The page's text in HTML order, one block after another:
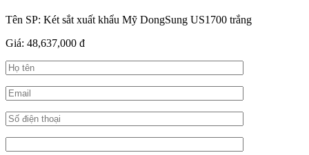
Tên SP: Két sắt xuất khẩu Mỹ DongSung US1700 trắng
Giá: 48,637,000 đ